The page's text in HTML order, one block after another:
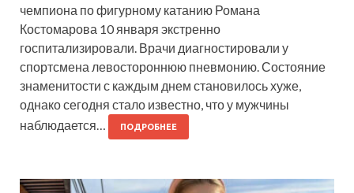
чемпиона по фигурному катанию Романа
Костомарова 10 января экстренно
госпитализировали. Врачи диагностировали у
спортсмена левостороннюю пневмонию. Состояние
знаменитости с каждым днем становилось хуже,
однако сегодня стало известно, что у мужчины
наблюдается…
ПОДРОБНЕЕ